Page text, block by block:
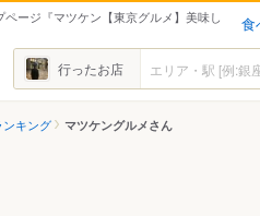
ージ『マツケン【東京グルメ】美味し
食
食べログ 行ったお店
ンキング マツケングルメさん